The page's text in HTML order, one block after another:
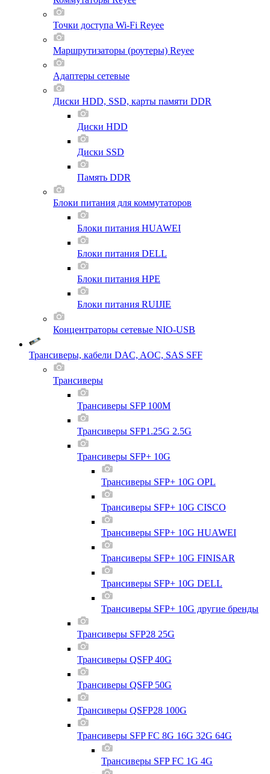
Точки доступа Wi-Fi Reyee
Маршрутизаторы (роутеры) Reyee
Адаптеры сетевые
Диски HDD, SSD, карты памяти DDR
Диски HDD
Диски SSD
Память DDR
Блоки питания для коммутаторов
Блоки питания HUAWEI
Блоки питания DELL
Блоки питания HPE
Блоки питания RUIJIE
Концентраторы сетевые NIO-USB
Трансиверы, кабели DAC, AOC, SAS SFF
Трансиверы
Трансиверы SFP 100M
Трансиверы SFP1.25G 2.5G
Трансиверы SFP+ 10G
Трансиверы SFP+ 10G OPL
Трансиверы SFP+ 10G CISCO
Трансиверы SFP+ 10G HUAWEI
Трансиверы SFP+ 10G FINISAR
Трансиверы SFP+ 10G DELL
Трансиверы SFP+ 10G другие бренды
Трансиверы SFP28 25G
Трансиверы QSFP 40G
Трансиверы QSFP 50G
Трансиверы QSFP28 100G
Трансиверы SFP FC 8G 16G 32G 64G
Трансиверы SFP FC 1G 4G